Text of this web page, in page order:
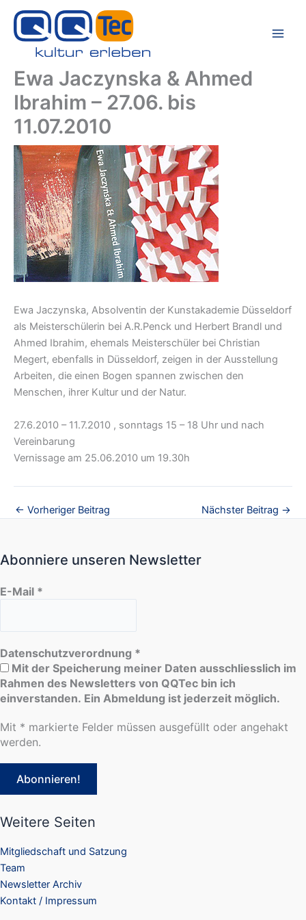
Inhalt
springen
Ewa Jaczynska & Ahmed
Ibrahim – 27.06. bis
11.07.2010
Ewa Jaczynska, Absolventin der Kunstakademie Düsseldorf
als Meisterschülerin bei A.R.Penck und Herbert Brandl und
Ahmed Ibrahim, ehemals Meisterschüler bei Christian
Megert, ebenfalls in Düsseldorf, zeigen in der Ausstellung
Arbeiten, die einen Bogen spannen zwischen den
Menschen, ihrer Kultur und der Natur.
27.6.2010 – 11.7.2010 , sonntags 15 – 18 Uhr und nach
Vereinbarung
Vernissage am 25.06.2010 um 19.30h
← Vorheriger Beitrag Nächster Beitrag →
Abonniere unseren Newsletter
E-Mail *
Datenschutzverordnung *
Mit der Speicherung meiner Daten ausschliesslich im
Rahmen des Newsletters von QQTec bin ich
einverstanden. Ein Abmeldung ist jederzeit möglich.
Mit * markierte Felder müssen ausgefüllt oder angehakt
werden.
Weitere Seiten
Mitgliedschaft und Satzung
Team
Newsletter Archiv
Kontakt / Impressum